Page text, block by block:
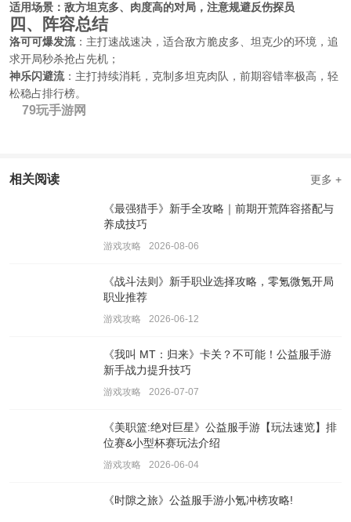
适用场景：敌方坦克多、肉度高的对局，注意规避反伤探员
四、阵容总结
洛可可爆发流：主打速战速决，适合敌方脆皮多、坦克少的环境，追
求开局秒杀抢占先机；
神乐闪避流：主打持续消耗，克制多坦克肉队，前期容错率极高，轻
松稳占排行榜。
79玩手游网
相关阅读 更多 +
《最强猎手》新手全攻略｜前期开荒阵容搭配与
养成技巧
游戏攻略 2026-08-06
《战斗法则》新手职业选择攻略，零氪微氪开局
职业推荐
游戏攻略 2026-06-12
《我叫 MT：归来》卡关？不可能！公益服手游
新手战力提升技巧
游戏攻略 2026-07-07
《美职篮:绝对巨星》公益服手游【玩法速览】排
位赛&小型杯赛玩法介绍
游戏攻略 2026-06-04
《时隙之旅》公益服手游小氪冲榜攻略!